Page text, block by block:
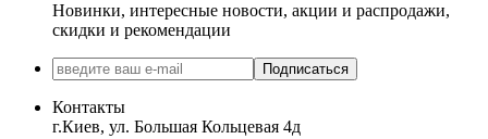
Новинки, интересные новости, акции и распродажи,
скидки и рекомендации
Подписаться
Контакты
г.Киев, ул. Большая Кольцевая 4д